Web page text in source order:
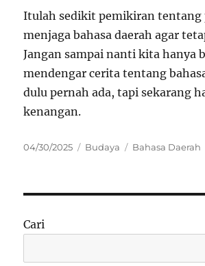
Itulah sedikit pemikiran tentang
menjaga bahasa daerah agar
Jangan sampai nanti kita hanya
mendengar cerita tentang
dulu pernah ada, tapi sekarang
kenangan.
Posted
04/30/2025 Categories
Budaya Tags
Bahasa Daerah
Cari